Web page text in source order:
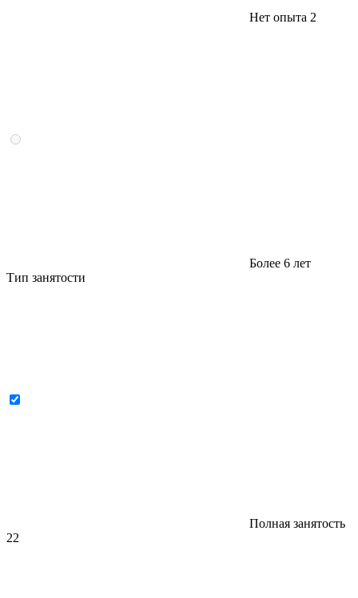
Нет опыта 2
Более 6 лет
Тип занятости
Полная занятость
22